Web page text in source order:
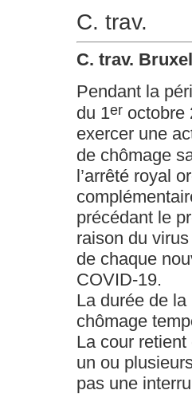
C. trav.
C. trav.
Pendant la
du 1eroctobre
exercer une
de chômage
l’arrêté royal
précédant le
raison du
de chaque
COVID-19.
La durée de la
chômage
La cour
un ou
pas une